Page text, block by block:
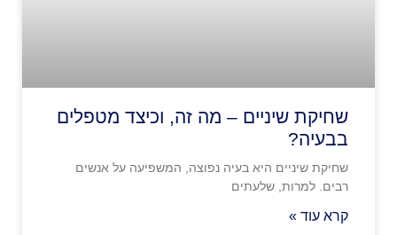
שחיקת שיניים – מה זה, וכיצד מטפלים
בבעיה?
שחיקת שיניים היא בעיה נפוצה, המשפיעה על אנשים
רבים. למרות, שלעתים
קרא עוד »